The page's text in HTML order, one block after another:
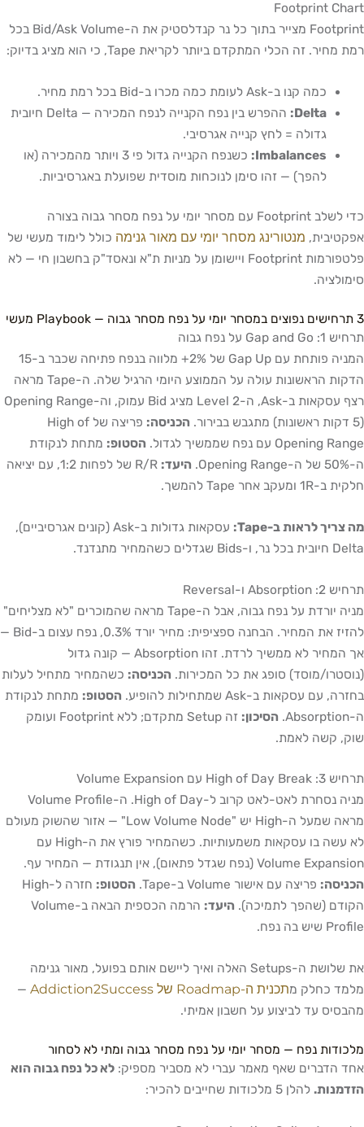
Footprint Chart
Footprint מצייר בתוך כל נר קנדלסטיק את ה-Bid/Ask Volume בכל
רמת מחיר. זה הכלי המתקדם ביותר לקריאת Tape, כי הוא מציג בדיוק:
כמה קנו ב-Ask לעומת כמה מכרו ב-Bid בכל רמת מחיר.
Delta:
ההפרש בין נפח הקנייה לנפח המכירה — Delta חיובית
גדולה = לחץ קנייה אגרסיבי.
Imbalances:
כשנפח הקנייה גדול פי 3 ויותר מהמכירה (או
להפך) — זהו סימן לנוכחות מוסדית שפועלת באגרסיביות.
כדי לשלב Footprint עם מסחר יומי על נפח מסחר גבוה בצורה
אפקטיבית, מנטורינג מסחר יומי עם מאור גנימה כולל לימוד מעשי של
פלטפורמות Footprint ויישומן על מניות ת"א ונאסד"ק בחשבון חי — לא
סימולציה.
3 תרחישים נפוצים במסחר יומי על נפח מסחר גבוה — Playbook מעשי
תרחיש 1: Gap and Go על נפח גבוה
המניה פותחת עם Gap Up של 2%+ מלווה בנפח פתיחה שכבר ב-15
הדקות הראשונות עולה על הממוצע היומי הרגיל שלה. ה-Tape מראה
רצף עסקאות ב-Ask, ה-Level 2 מציג Bid עמוק, וה-Opening Range
(5 דקות ראשונות) מתגבש בבירור.
הכניסה:
פריצה של High of
Opening Range עם נפח שממשיך לגדול.
הסטופ: מתחת לנקודת
ה-50% של ה-Opening Range.
היעד:
R/R של לפחות 1:2, עם יציאה
חלקית ב-1R ומעקב אחר Tape להמשך.
מה צריך לראות ב-Tape:
עסקאות גדולות ב-Ask (קונים אגרסיביים),
Delta חיובית בכל נר, ו-Bids שגדלים כשהמחיר מתנדנד.
תרחיש 2: Absorption ו-Reversal
מניה יורדת על נפח גבוה, אבל ה-Tape מראה שהמוכרים "לא מצליחים"
להזיז את המחיר. הבחנה ספציפית: מחיר יורד 0.3%, נפח עצום ב-Bid —
אך המחיר לא ממשיך לרדת. זהו Absorption — קונה גדול
(נוסטרו/מוסד) סופג את כל המכירות. הכניסה: כשהמחיר מתחיל לעלות
בחזרה, עם עסקאות ב-Ask שמתחילות להופיע.
הסטופ: מתחת לנקודת
ה-Absorption.
הסיכון:
זה Setup מתקדם; ללא Footprint ועומק
שוק, קשה לאמת.
תרחיש 3: High of Day Break עם Volume Expansion
מניה נסחרת לאט-לאט קרוב ל-High of Day. ה-Volume Profile
מראה שמעל ה-High יש "Low Volume Node" — אזור שהשוק מעולם
לא עשה בו עסקאות משמעותיות. כשהמחיר פורץ את ה-High עם
Volume Expansion (נפח שגדל פתאום), אין תנגודת — המחיר עף.
הכניסה: פריצה עם אישור Volume ב-Tape. הסטופ:
חזרה ל-High
הקודם (שהפך לתמיכה). היעד:
הרמה הכספית הבאה ב-Volume
Profile שיש בה נפח.
את שלושת ה-Setups האלה ואיך ליישם אותם בפועל, מאור גנימה
מלמד כחלק מתכנית ה-Roadmap של Addiction2Success
—
מהבסיס עד לביצוע על חשבון אמיתי.
מלכודות נפח — מסחר יומי על נפח מסחר גבוה ומתי לא לסחור
אחד הדברים שאף מאמר עברי לא מסביר מספיק: לא כל נפח גבוה הוא
הזדמנות. להלן 5 מלכודות שחייבים להכיר: